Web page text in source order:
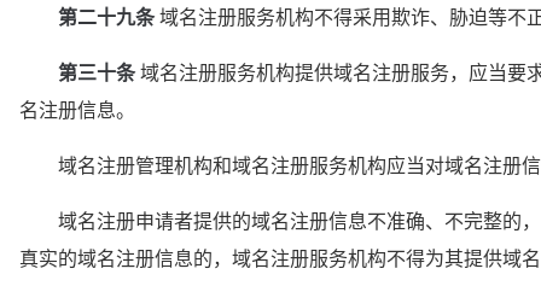
第二十九条 域名注册服务机构不得采用欺诈、胁迫等不
第三十条 域名注册服务机构提供域名注册服务，应当要
名注册信息。
域名注册管理机构和域名注册服务机构应当对域名注册信
域名注册申请者提供的域名注册信息不准确、不完整的
真实的域名注册信息的，域名注册服务机构不得为其提供域